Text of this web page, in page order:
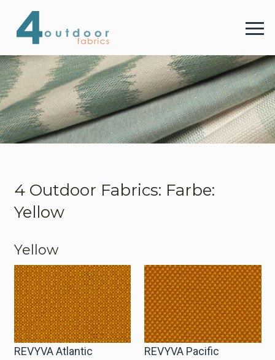
4
4 Outdoor Fabrics: Farbe:
Yellow
Yellow
REVYVA Atlantic
REVYVA Pacific
Menu
4 Outdoor Fabrics
Stoffe
Webshop
Cart
Cart